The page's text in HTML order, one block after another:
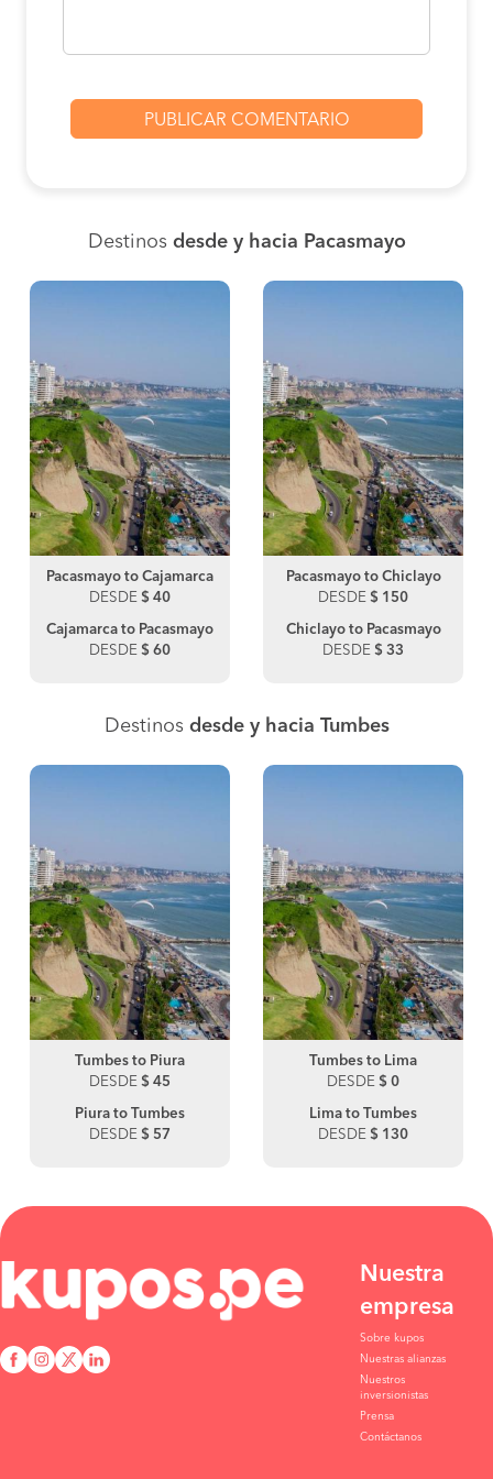
Destinos desde y hacia Pacasmayo
Pacasmayo to Cajamarca
DESDE $ 40
Cajamarca to Pacasmayo
DESDE $ 60
Pacasmayo to Chiclayo
DESDE $ 150
Chiclayo to Pacasmayo
DESDE $ 33
Destinos desde y hacia Tumbes
Tumbes to Piura
DESDE $ 45
Piura to Tumbes
DESDE $ 57
Tumbes to Lima
DESDE $ 0
Lima to Tumbes
DESDE $ 130
Nuestra
empresa
Sobre kupos
Nuestras alianzas
Nuestros
inversionistas
Prensa
Contáctanos